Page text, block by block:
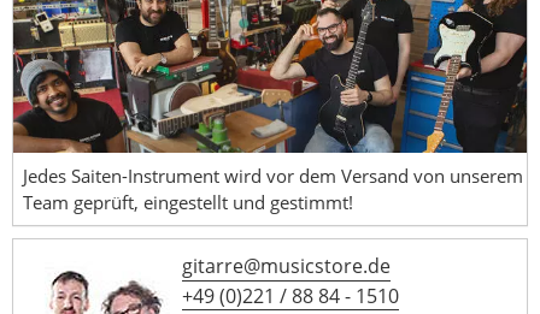
Jedes Saiten-Instrument wird vor dem Versand von unserem
Team geprüft, eingestellt und gestimmt!
gitarre@musicstore.de
+49 (0)221 / 88 84 - 1510